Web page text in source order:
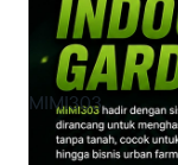
MIMI303